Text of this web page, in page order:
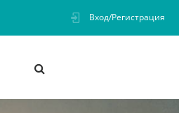
Вход/Регистрация